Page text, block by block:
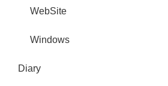
WebSite
Windows
Diary